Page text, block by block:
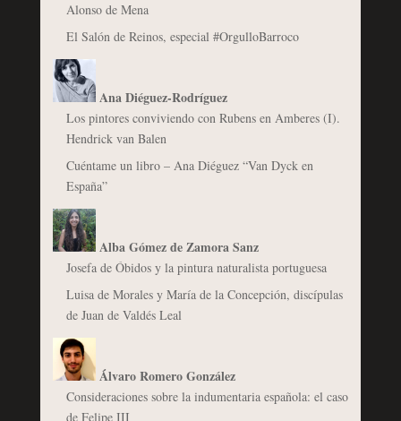
Alonso de Mena
El Salón de Reinos, especial #OrgulloBarroco
Ana Diéguez-Rodríguez
Los pintores conviviendo con Rubens en Amberes (I).
Hendrick van Balen
Cuéntame un libro – Ana Diéguez “Van Dyck en
España”
Alba Gómez de Zamora Sanz
Josefa de Óbidos y la pintura naturalista portuguesa
Luisa de Morales y María de la Concepción, discípulas
de Juan de Valdés Leal
Álvaro Romero González
Consideraciones sobre la indumentaria española: el caso
de Felipe III